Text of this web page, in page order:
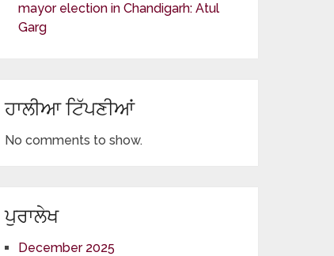
mayor election in Chandigarh: Atul
Garg
ਹਾਲੀਆ ਟਿੱਪਣੀਆਂ
No comments to show.
ਪੁਰਾਲੇਖ
December 2025